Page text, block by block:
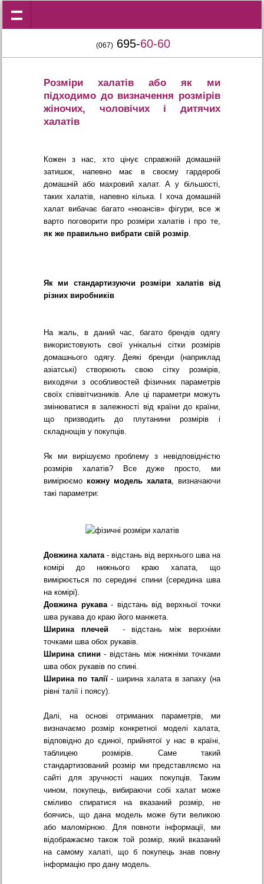
(067) 695-60-60
Розміри халатів або як ми
підходимо до визначення розмірів
жіночих, чоловічих і дитячих
халатів
Кожен з нас, хто цінує справжній домашній
затишок, напевно має в своєму гардеробі
домашній або махровий халат. А у більшості,
таких халатів, напевно кілька. І хоча домашній
халат вибачає багато «нюансів» фігури, все ж
варто поговорити про розміри халатів і про те,
як же правильно вибрати свій розмір.
Як ми стандартизуючи розміри халатів від
різних виробників
На жаль, в даний час, багато брендів одягу
використовують свої унікальні сітки розмірів
домашнього одягу. Деякі бренди (наприклад
азіатські) створюють свою сітку розмірів,
виходячи з особливостей фізичних параметрів
своїх співвітчизників. Але ці параметри можуть
змінюватися в залежності від країни до країни,
що призводить до плутанини розмірів і
складнощів у покупців.
Як ми вирішуємо проблему з невідповідністю
розмірів халатів? Все дуже просто, ми
вимірюємо кожну модель халата, визначаючи
такі параметри:
Довжина халата- відстань від верхнього шва на
комірі до нижнього краю халата, що
вимірюється по середині спини (середина шва
на комірі).
Довжина рукава- відстань від верхньої точки
шва рукава до краю його манжета.
Ширина плечей- відстань між верхніми
точками шва обох рукавів.
Ширина спини- відстань між нижніми точками
шва обох рукавів по спині.
Ширина по талії- ширина халата в запаху (на
рівні талії і поясу).
Далі, на основі отриманих параметрів, ми
визначаємо розмір конкретної моделі халата,
відповідно до єдиної, прийнятої у нас в країні,
таблицею розмірів. Саме такий
стандартизований розмір ми представляємо на
сайті для зручності наших покупців. Таким
чином, покупець, вибираючи собі халат може
сміливо спиратися на вказаний розмір, не
боячись, що дана модель може бути великою
або маломірною. Для повноти інформації, ми
відображаємо також той розмір, який вказаний
на самому халаті, що б покупець знав повну
інформацію про дану модель.